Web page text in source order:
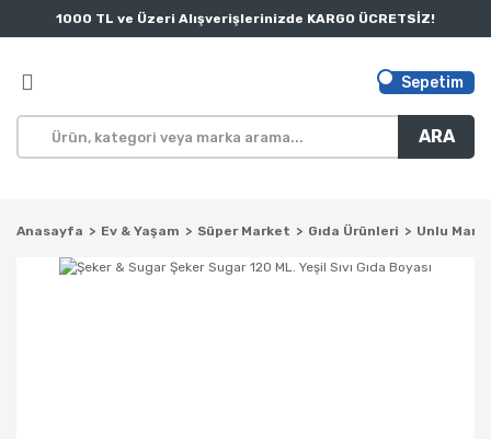
1000 TL ve Üzeri Alışverişlerinizde KARGO ÜCRETSİZ!
ARA
Sepetim
Anasayfa Ev & Yaşam Süper Market Gıda Ürünleri Unlu